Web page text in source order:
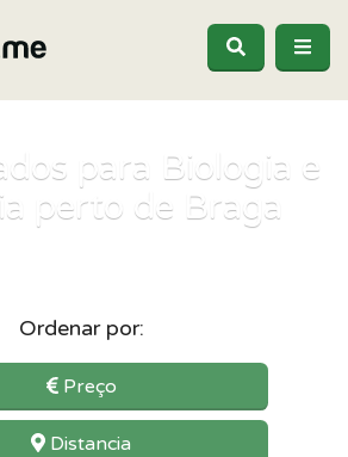
para Biologia e
perto de Braga
Ordenar por:
Preço
Distancia